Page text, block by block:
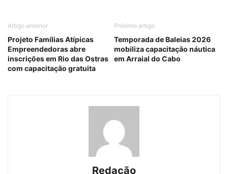
Artigo anterior
Projeto Famílias Atípicas
Empreendedoras abre
inscrições em Rio das Ostras
com capacitação gratuita
Próximo artigo
Temporada de Baleias 2026
mobiliza capacitação náutica
em Arraial do Cabo
Redação